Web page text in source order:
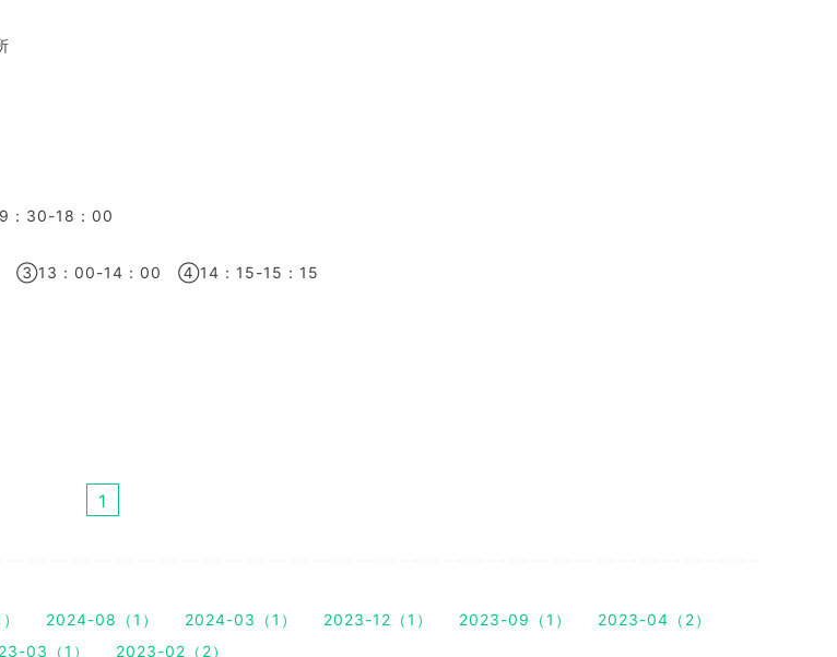
9 ： 30-18 ： 00
③13 ： 00-14 ： 00 ④14 ： 15-15 ： 15
1
2024-08（1） 2024-03（1） 2023-12（1） 2023-09（1）
2023-04（2）
03（1）
2023-02（2）